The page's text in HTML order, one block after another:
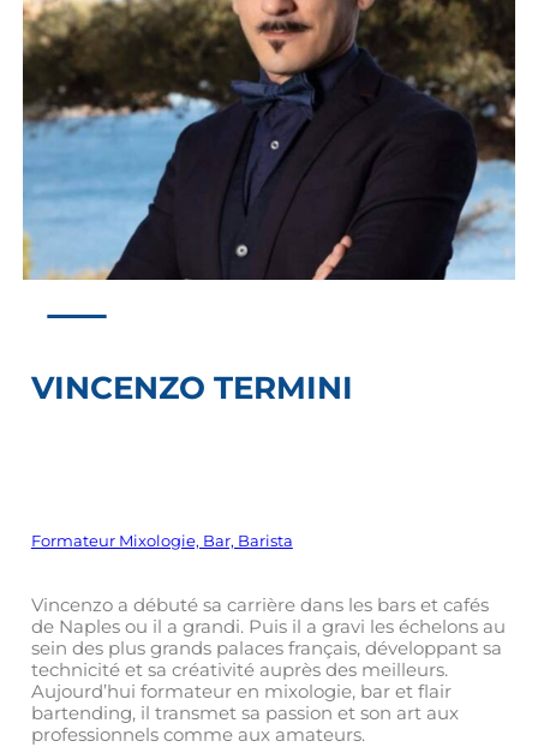
VINCENZO TERMINI
Formateur Mixologie, Bar, Barista
Vincenzo a débuté sa carrière dans les bars et cafés
de Naples ou il a grandi. Puis il a gravi les échelons au
sein des plus grands palaces français, développant sa
technicité et sa créativité auprès des meilleurs.
Aujourd’hui formateur en mixologie, bar et flair
bartending, il transmet sa passion et son art aux
professionnels comme aux amateurs.